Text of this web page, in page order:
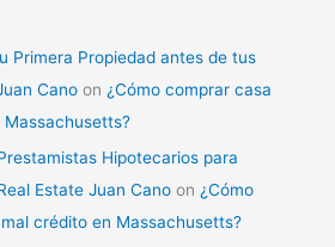
Primera Propiedad antes de tus
Cano on ¿Cómo comprar casa
Hipotecarios para
Estate Juan Cano on ¿Cómo
crédito en Massachusetts?